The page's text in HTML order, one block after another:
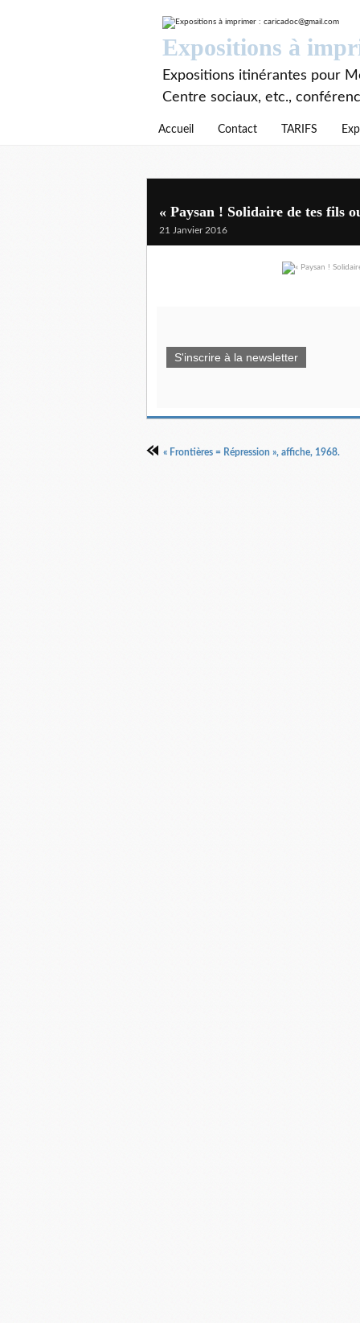
Expositions à
Expositions itinérantes pour
Centre sociaux, etc.,
Accueil Contact TARIFS
« Paysan ! Solidaire de tes fils
21 Janvier 2016
S'inscrire à la newsletter
« Frontières = Répression », affiche, 1968.